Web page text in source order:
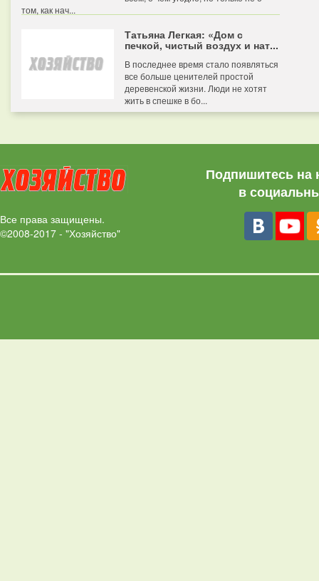
том, как нач...
Татьяна Легкая: «Дом с
печкой, чистый воздух и нат...
В последнее время стало появляться
все больше ценителей простой
деревенской жизни. Люди не хотят
жить в спешке в бо...
Все права защищены.
©2008-2017 - "Хозяйство"
Подпишитесь на
в